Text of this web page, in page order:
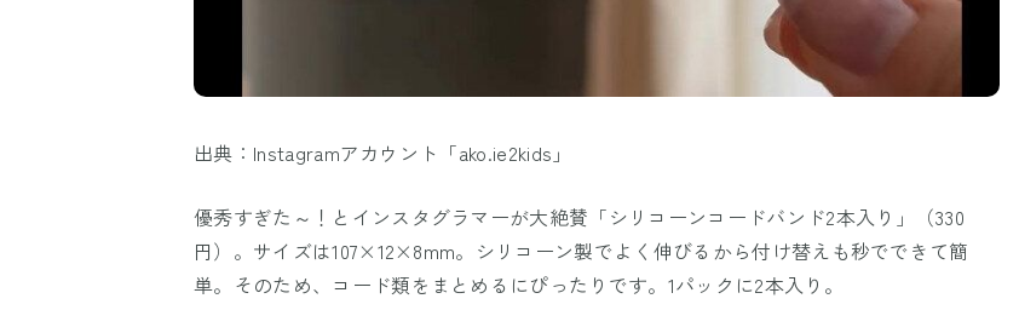
出典：Instagramアカウント「ako.ie2kids」
優秀すぎた～！とインスタグラマーが大絶賛「シリコーンコードバンド2本入り」（330
円）。サイズは107×12×8mm。シリコーン製でよく伸びるから付け替えも秒でできて簡
単。そのため、コード類をまとめるにぴったりです。1パックに2本入り。